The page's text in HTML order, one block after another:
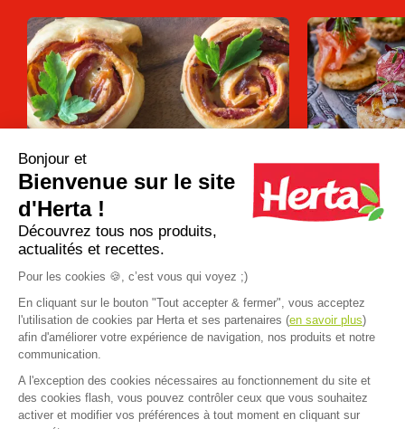
Apéro dînatoire : que faire avec une
pâte à pizza ?
12 recettes
pour un
Plus d'inspirations
Accueil Recettes Wraps poulet avocat
FAQ Contact
Bonjour et
Bienvenue sur le site
d'Herta !
Découvrez tous nos produits,
actualités et recettes.
Pour les cookies 🍪, c’est vous qui voyez ;)
En cliquant sur le bouton "Tout accepter & fermer", vous acceptez
l'utilisation de cookies par Herta et ses partenaires (en savoir plus)
afin d'améliorer votre expérience de navigation, nos produits et notre
communication.
A l'exception des cookies nécessaires au fonctionnement du site et
des cookies flash, vous pouvez contrôler ceux que vous souhaitez
activer et modifier vos préférences à tout moment en cliquant sur